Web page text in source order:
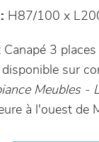
H87/100 x
Canapé 3
sur
Meubles -
à l'ouest de